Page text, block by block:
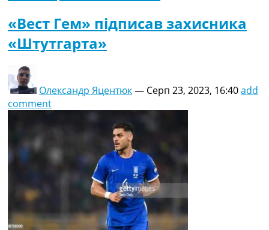
«Вест Гем» підписав захисника
«Штутгарта»
Олександр Яцентюк— Серп 23, 2023, 16:40add
comment